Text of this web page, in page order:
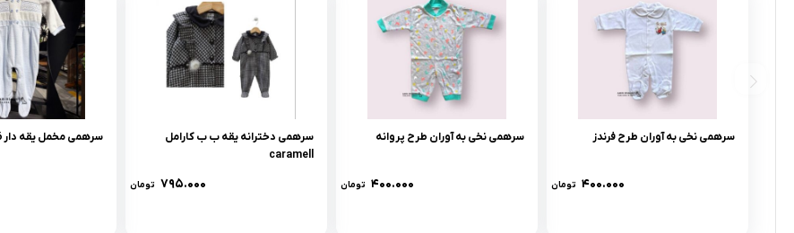
سرهمی نخی به آوران طرح فرندز
۴۰۰.۰۰۰ تومان
سرهمی نخی به آوران طرح پروانه
۴۰۰.۰۰۰ تومان
سرهمی دخترانه يقه ب ب کارامل
caramell
۷۹۵.۰۰۰ تومان
سرهمی مخمل یقه دار 6 دکمه